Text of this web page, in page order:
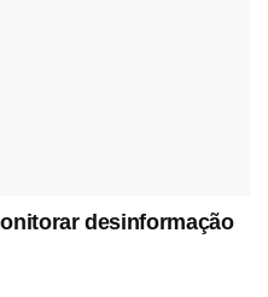
desinformação